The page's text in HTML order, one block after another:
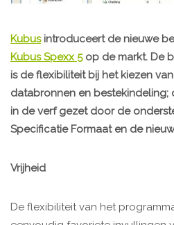
Kubusintroduceert de nieuwe
Kubus Spexx 5op de markt. De
is de flexibiliteit bij het kiezen
databronnen en bestekindeling;
in de verf gezet door de
Specificatie Formaat en de
Vrijheid
De flexibiliteit van het